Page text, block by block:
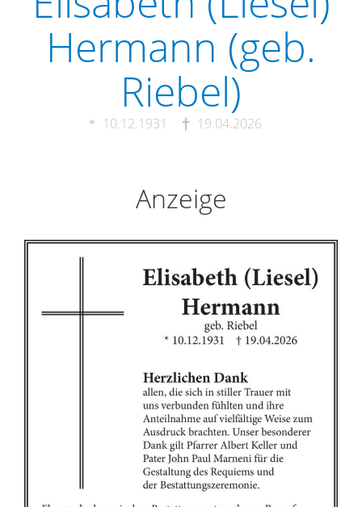
Hermann (geb.
Riebel)
10.12.1931 19.04.2026
Anzeige